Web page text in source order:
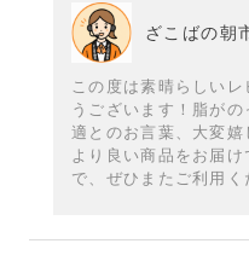
ざこばの朝
この度は素晴らしい
うございます！脂が
適とのお言葉、大変嬉
より良い商品をお届
で、ぜひまたご利用く